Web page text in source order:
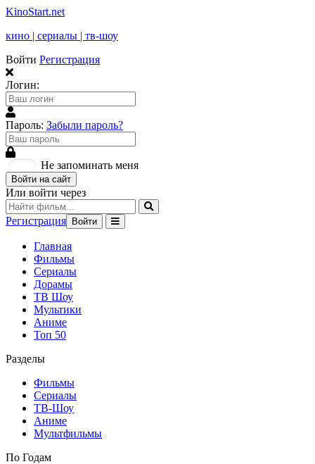
KinoStart.net
кино | сериалы | тв-шоу
Войти Регистрация
Логин:
Пароль: Забыли пароль?
Не запоминать меня
Войти на сайт
Или войти через
Регистрация Войти
Главная
Фильмы
Сериалы
Дорамы
ТВ Шоу
Мультики
Аниме
Топ 50
Разделы
Фильмы
Сериалы
ТВ-Шоу
Аниме
Мультфильмы
По Годам